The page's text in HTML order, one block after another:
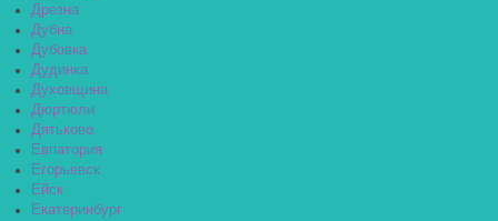
Дрезна
Дубна
Дубовка
Дудинка
Духовщина
Дюртюли
Дятьково
Евпатория
Егорьевск
Ейск
Екатеринбург